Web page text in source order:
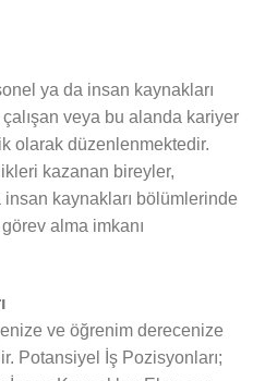
ya da insan kaynakları
veya bu alanda kariyer
olarak düzenlenmektedir.
kazanan bireyler,
kaynakları bölümlerinde
alma imkanı
ve öğrenim derecenize
Potansiyel İş Pozisyonları;